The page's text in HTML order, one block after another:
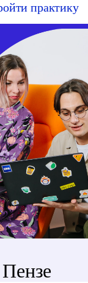
практику